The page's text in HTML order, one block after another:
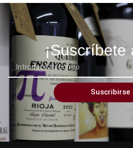
¡Suscríbete
Suscribirse